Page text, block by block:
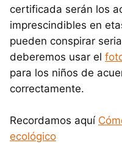
certificada serán los
imprescindibles en
pueden conspirar
deberemos usar el
para los niños de
correctamente.
Recordamos aquí
ecológico